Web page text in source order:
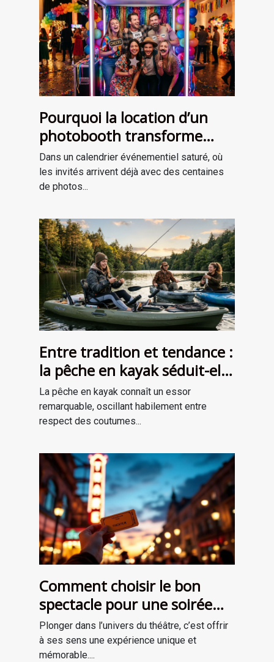
Pourquoi la location d’un
photobooth transforme
l’ambiance de votre
événement
Dans un calendrier événementiel saturé, où
les invités arrivent déjà avec des centaines
de photos...
Entre tradition et tendance :
la pêche en kayak séduit-elle
une nouvelle génération ?
La pêche en kayak connaît un essor
remarquable, oscillant habilement entre
respect des coutumes...
Comment choisir le bon
spectacle pour une soirée
théâtrale inoubliable ?
Plonger dans l’univers du théâtre, c’est offrir
à ses sens une expérience unique et
mémorable....